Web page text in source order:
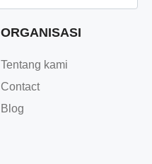
ORGANISASI
Tentang kami
Contact
Blog